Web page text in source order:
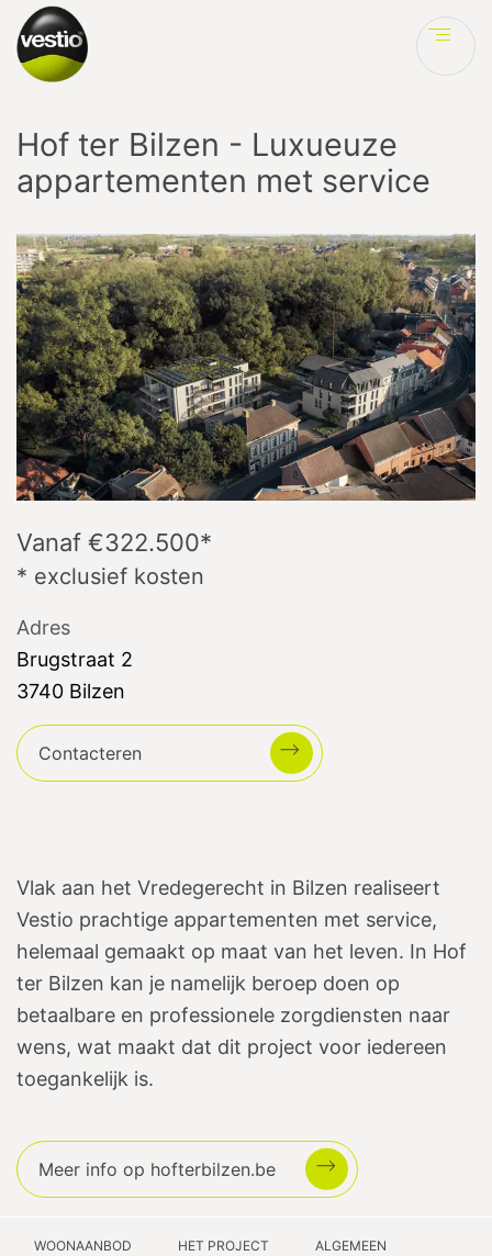
Hof ter Bilzen - Luxueuze
appartementen met service
Vanaf €322.500*
* exclusief kosten
Adres
Brugstraat 2
3740 Bilzen
Contacteren
Vlak aan het Vredegerecht in Bilzen realiseert
Vestio prachtige appartementen met service,
helemaal gemaakt op maat van het leven. In Hof
ter Bilzen kan je namelijk beroep doen op
betaalbare en professionele zorgdiensten naar
wens, wat maakt dat dit project voor iedereen
toegankelijk is.
Meer info op hofterbilzen.be
WOONAANBOD HET PROJECT ALGEMEEN